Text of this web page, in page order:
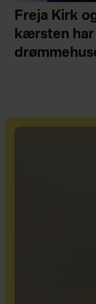
Freja Kirk
kærsten